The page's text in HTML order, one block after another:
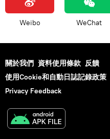
Weibo WeChat
關於我們 資料使用條款 反饋
使用Cookie和自動日誌記錄政策
Privacy Feedback